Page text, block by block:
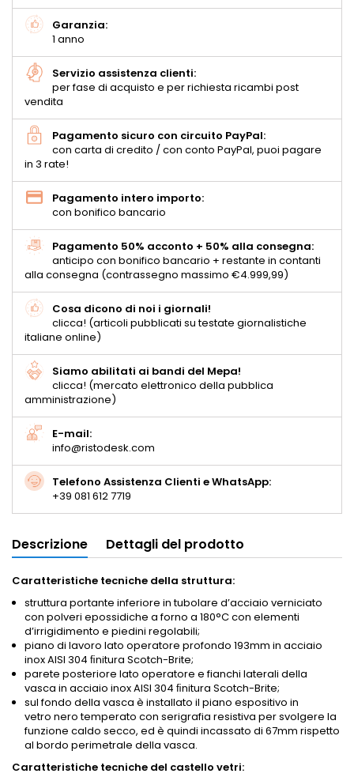
Garanzia:
1 anno
Servizio assistenza clienti:
per fase di acquisto e per richiesta ricambi post
vendita
Pagamento sicuro con circuito PayPal:
con carta di credito / con conto PayPal, puoi pagare
in 3 rate!
Pagamento intero importo:
con bonifico bancario
Pagamento 50% acconto + 50% alla consegna:
anticipo con bonifico bancario + restante in contanti
alla consegna (contrassegno massimo €4.999,99)
Cosa dicono di noi i giornali!
clicca! (articoli pubblicati su testate giornalistiche
italiane online)
Siamo abilitati ai bandi del Mepa!
clicca! (mercato elettronico della pubblica
amministrazione)
E-mail:
info@ristodesk.com
Telefono Assistenza Clienti e WhatsApp:
+39 081 612 7719
Descrizione Dettagli del prodotto
Caratteristiche tecniche della struttura:
struttura portante inferiore in tubolare d’acciaio verniciato
con polveri epossidiche a forno a 180°C con elementi
d’irrigidimento e piedini regolabili;
piano di lavoro lato operatore profondo 193mm in acciaio
inox AISI 304 ﬁnitura Scotch-Brite;
parete posteriore lato operatore e fianchi laterali della
vasca in acciaio inox AISI 304 ﬁnitura Scotch-Brite;
sul fondo della vasca è installato il piano espositivo in
vetro nero temperato con serigrafia resistiva per svolgere la
funzione caldo secco, ed è quindi incassato di 67mm rispetto
al bordo perimetrale della vasca.
Caratteristiche tecniche del castello vetri: